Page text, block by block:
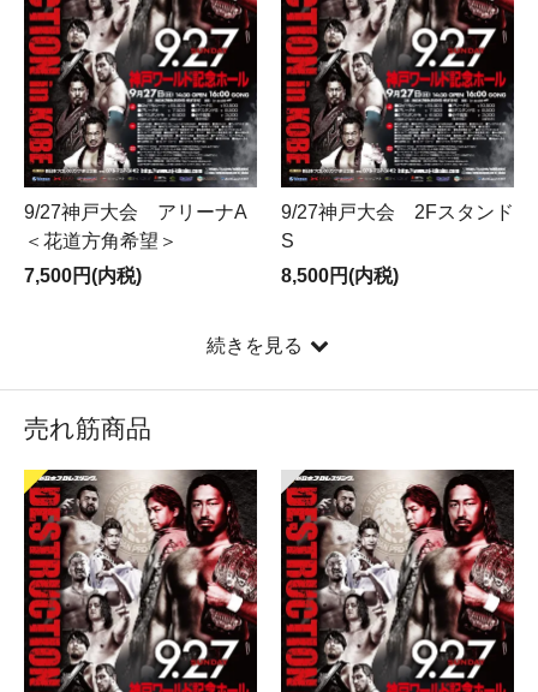
9/27神戸大会 アリーナA
＜花道方角希望＞
7,500円(内税)
9/27神戸大会 2Fスタンド
S
8,500円(内税)
続きを見る
売れ筋商品